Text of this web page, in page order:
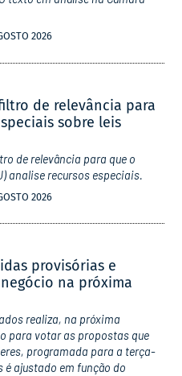
2026
de relevância para
sobre leis
de relevância para que o
analise recursos especiais.
2026
provisórias e
na próxima
realiza, na próxima
para votar as propostas que
programada para a terça-
é ajustado em função do